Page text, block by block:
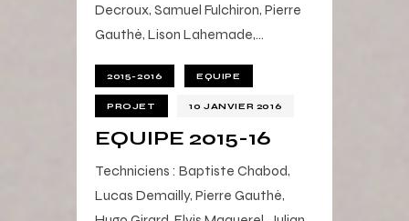
Decroux, Samuel Fulchiron, Pierre
Gauthé, Lison Lahemade,…
2015-2016 EQUIPE
PROJET 10 JANVIER 2016
EQUIPE 2015-16
Techniciens : Baptiste Chabod,
Lucas Demailly, Pierre Gauthé,